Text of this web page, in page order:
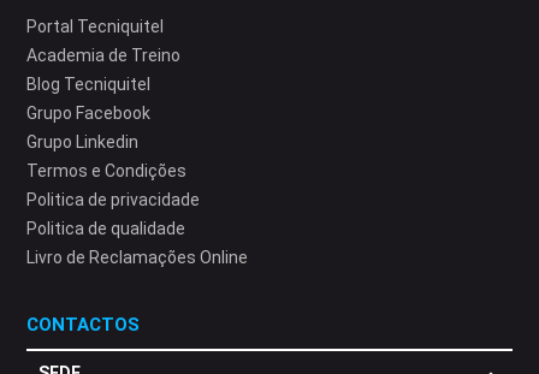
Portal Tecniquitel
Academia de Treino
Blog Tecniquitel
Grupo Facebook
Grupo Linkedin
Termos e Condições
Politica de privacidade
Politica de qualidade
Livro de Reclamações Online
CONTACTOS